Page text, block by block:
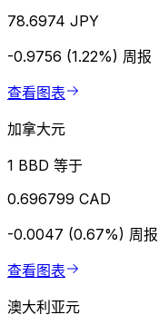
78.6974 JPY
-0.9756 (1.22%) 周报
查看图表
加拿大元
1 BBD 等于
0.696799 CAD
-0.0047 (0.67%) 周报
查看图表
澳大利亚元